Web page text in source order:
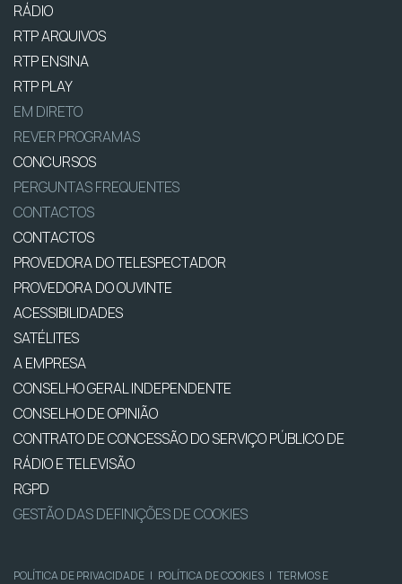
RÁDIO
RTP ARQUIVOS
RTP ENSINA
RTP PLAY
EM DIRETO
REVER PROGRAMAS
CONCURSOS
PERGUNTAS FREQUENTES
CONTACTOS
CONTACTOS
PROVEDORA DO TELESPECTADOR
PROVEDORA DO OUVINTE
ACESSIBILIDADES
SATÉLITES
A EMPRESA
CONSELHO GERAL INDEPENDENTE
CONSELHO DE OPINIÃO
CONTRATO DE CONCESSÃO DO SERVIÇO PÚBLICO DE
RÁDIO E TELEVISÃO
RGPD
GESTÃO DAS DEFINIÇÕES DE COOKIES
POLÍTICA DE PRIVACIDADE | POLÍTICA DE COOKIES | TERMOS E